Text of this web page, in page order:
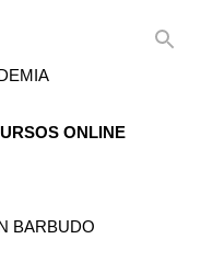
ONLINE
BARBUDO